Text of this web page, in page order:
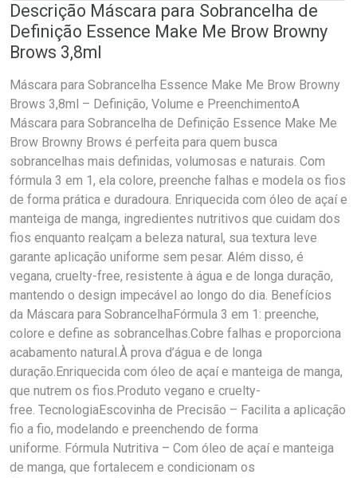
Descrição Máscara para Sobrancelha de
Definição Essence Make Me Brow Browny
Brows 3,8ml
Máscara para Sobrancelha Essence Make Me Brow Browny
Brows 3,8ml – Definição, Volume e PreenchimentoA
Máscara para Sobrancelha de Definição Essence Make Me
Brow Browny Brows é perfeita para quem busca
sobrancelhas mais definidas, volumosas e naturais. Com
fórmula 3 em 1, ela colore, preenche falhas e modela os fios
de forma prática e duradoura. Enriquecida com óleo de açaí e
manteiga de manga, ingredientes nutritivos que cuidam dos
fios enquanto realçam a beleza natural, sua textura leve
garante aplicação uniforme sem pesar. Além disso, é
vegana, cruelty-free, resistente à água e de longa duração,
mantendo o design impecável ao longo do dia. Benefícios
da Máscara para SobrancelhaFórmula 3 em 1: preenche,
colore e define as sobrancelhas.Cobre falhas e proporciona
acabamento natural.À prova d’água e de longa
duração.Enriquecida com óleo de açaí e manteiga de manga,
que nutrem os fios.Produto vegano e cruelty-
free. TecnologiaEscovinha de Precisão – Facilita a aplicação
fio a fio, modelando e preenchendo de forma
uniforme. Fórmula Nutritiva – Com óleo de açaí e manteiga
de manga, que fortalecem e condicionam os